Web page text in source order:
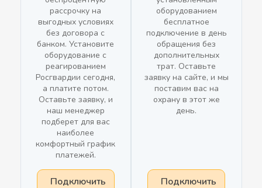
рассрочку на
выгодных условиях
без договора с
банком. Установите
оборудование с
реагированием
Росгвардии сегодня,
а платите потом.
Оставьте заявку, и
наш менеджер
подберет для вас
наиболее
комфортный график
платежей.
Подключить
оборудованием
бесплатное
подключение в день
обращения без
дополнительных
трат. Оставьте
заявку на сайте, и мы
поставим вас на
охрану в этот же
день.
Подключить